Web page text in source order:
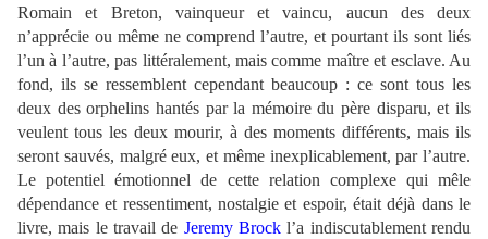
Romain et Breton, vainqueur et vaincu, aucun des deux
n’apprécie ou même ne comprend l’autre, et pourtant ils sont liés
l’un à l’autre, pas littéralement, mais comme maître et esclave. Au
fond, ils se ressemblent cependant beaucoup : ce sont tous les
deux des orphelins hantés par la mémoire du père disparu, et ils
veulent tous les deux mourir, à des moments différents, mais ils
seront sauvés, malgré eux, et même inexplicablement, par l’autre.
Le potentiel émotionnel de cette relation complexe qui mêle
dépendance et ressentiment, nostalgie et espoir, était déjà dans le
livre, mais le travail de Jeremy Brock l’a indiscutablement rendu